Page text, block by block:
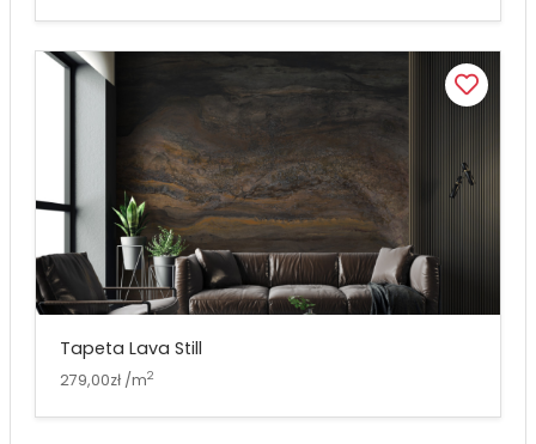
Tapeta Lava Still
279,00zł /m2